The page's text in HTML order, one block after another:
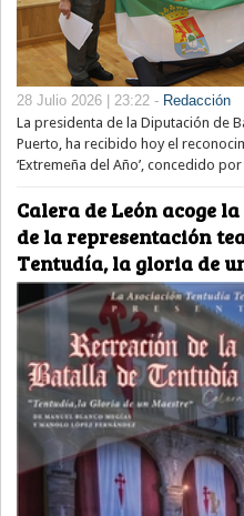
28 Julio 2026 | 23:22 - Redacción
La presidenta de la Diputación de
Puerto, ha recibido hoy el
‘Extremeña del Año’, concedido
Calera de León acoge
de la representación
Tentudía, la gloria de